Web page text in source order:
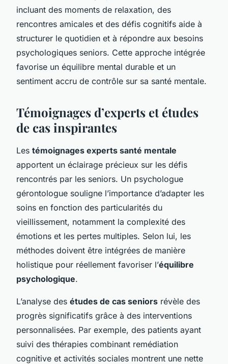
incluant des moments de relaxation, des
rencontres amicales et des défis cognitifs aide à
structurer le quotidien et à répondre aux besoins
psychologiques seniors. Cette approche intégrée
favorise un équilibre mental durable et un
sentiment accru de contrôle sur sa santé mentale.
Témoignages d’experts et études
de cas inspirantes
Les témoignages experts santé mentale
apportent un éclairage précieux sur les défis
rencontrés par les seniors. Un psychologue
gérontologue souligne l’importance d’adapter les
soins en fonction des particularités du
vieillissement, notamment la complexité des
émotions et les pertes multiples. Selon lui, les
méthodes doivent être intégrées de manière
holistique pour réellement favoriser l’équilibre
psychologique.
L’analyse des études de cas seniors révèle des
progrès significatifs grâce à des interventions
personnalisées. Par exemple, des patients ayant
suivi des thérapies combinant remédiation
cognitive et activités sociales montrent une nette